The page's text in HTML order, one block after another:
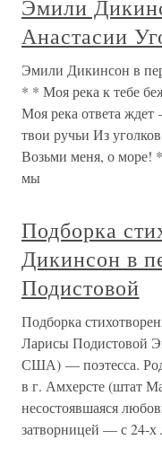
Эмили
Анастасии
Эмили Дикинсон в
* * Моя река к тебе
Моя река ответа
твои ручьи Из
Возьми меня, о море!
мы
Подборка
Дикинсон в
Подистовой
Подборка
Ларисы Подистовой
США) — поэтесса.
в г. Амхерсте (штат
несостоявшаяся
затворницей — с 24-х